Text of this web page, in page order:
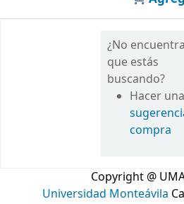
¿No
que estás
buscando?
Hacer una
compra
Copyright @
Universidad Monteávila